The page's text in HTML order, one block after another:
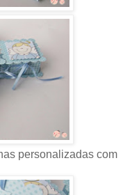
personalizadas com